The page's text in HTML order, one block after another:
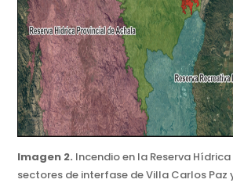
Imagen 2. Incendioen la Reserva
sectores de interfase de Villa Carlos